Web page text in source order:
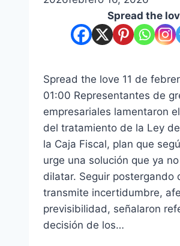
Spread the
Spread the love 11 de
01:00 Representantes de
empresariales lamentaron
del tratamiento de la Ley
la Caja Fiscal, plan que
urge una solución que ya
dilatar. Seguir postergando
transmite incertidumbre,
previsibilidad, señalaron
decisión de los…